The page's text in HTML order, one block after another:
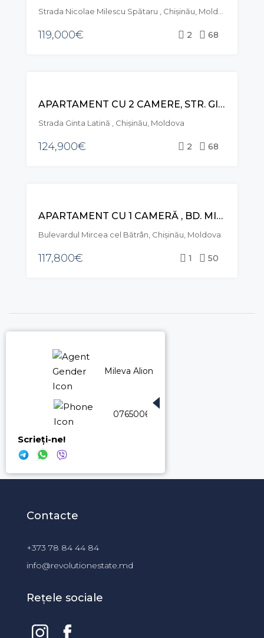
119,000€ 2 68
APARTAMENT CU 2 CAMERE, STR. GINTA LATINĂ, CIOCANA
Strada Ginta Latină , Chișinău, Moldova
124,900€ 2 68
APARTAMENT CU 1 CAMERĂ , BD. MIRCEA CEL BĂTRÂN, CIOCANA
Bulevardul Mircea cel Bătrân, Chișinău, Moldova
117,800€ 1 50
Mileva Aliona
076500661
Scrieți-ne!
Contacte
+373 78 84 44 84
info@revolutionestate.md
Rețele sociale